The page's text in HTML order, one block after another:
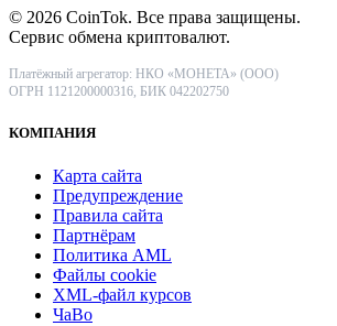
© 2026 CoinTok. Все права защищены.
Сервис обмена криптовалют.
Платёжный агрегатор: НКО «МОНЕТА» (ООО)
ОГРН 1121200000316, БИК 042202750
КОМПАНИЯ
Карта сайта
Предупреждение
Правила сайта
Партнёрам
Политика AML
Файлы coоkie
XML-файл курсов
ЧаВо